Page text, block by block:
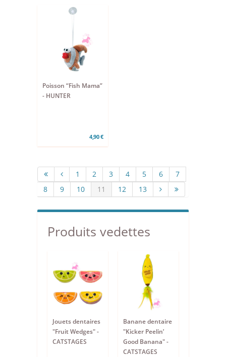
Poisson “Fish Mama”
- HUNTER
4,90 €
1 2 3 4 5 6
7
8
9 10 11 12 13
Produits vedettes
Jouets dentaires
"Fruit Wedges" -
CATSTAGES
Banane dentaire
"Kicker Peelin’
Good Banana" -
CATSTAGES